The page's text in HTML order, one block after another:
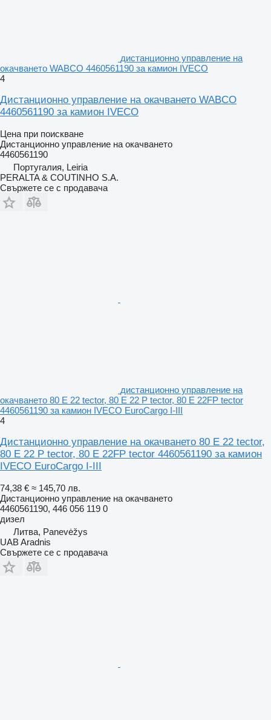
дистанционно управление на
окачването WABCO 4460561190 за камион IVECO
4
Дистанционно управление на окачването WABCO
4460561190 за камион IVECO
Цена при поискване
Дистанционно управление на окачването
4460561190
Португалия, Leiria
PERALTA & COUTINHO S.A.
Свържете се с продавача
дистанционно управление на
окачването 80 E 22 tector, 80 E 22 P tector, 80 E 22FP tector
4460561190 за камион IVECO EuroCargo I-III
4
Дистанционно управление на окачването 80 E 22 tector,
80 E 22 P tector, 80 E 22FP tector 4460561190 за камион
IVECO EuroCargo I-III
74,38 € ≈ 145,70 лв.
Дистанционно управление на окачването
4460561190, 446 056 119 0
дизел
Литва, Panevėžys
UAB Aradnis
Свържете се с продавача